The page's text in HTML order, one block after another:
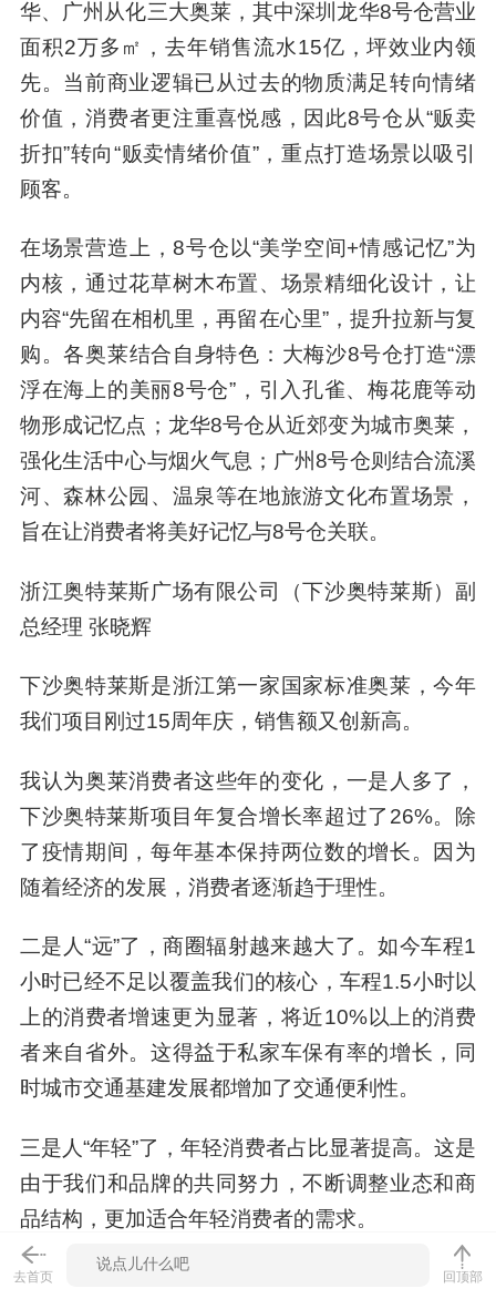
华、广州从化三大奥莱，其中深圳龙华8号仓营业
面积2万多㎡，去年销售流水15亿，坪效业内领
先。当前商业逻辑已从过去的物质满足转向情绪
价值，消费者更注重喜悦感，因此8号仓从“贩卖
折扣”转向“贩卖情绪价值”，重点打造场景以吸引
顾客。
在场景营造上，8号仓以“美学空间+情感记忆”为
内核，通过花草树木布置、场景精细化设计，让
内容“先留在相机里，再留在心里”，提升拉新与复
购。各奥莱结合自身特色：大梅沙8号仓打造“漂
浮在海上的美丽8号仓”，引入孔雀、梅花鹿等动
物形成记忆点；龙华8号仓从近郊变为城市奥莱，
强化生活中心与烟火气息；广州8号仓则结合流溪
河、森林公园、温泉等在地旅游文化布置场景，
旨在让消费者将美好记忆与8号仓关联。
浙江奥特莱斯广场有限公司（下沙奥特莱斯）副
总经理 张晓辉
下沙奥特莱斯是浙江第一家国家标准奥莱，今年
我们项目刚过15周年庆，销售额又创新高。
我认为奥莱消费者这些年的变化，一是人多了，
下沙奥特莱斯项目年复合增长率超过了26%。除
了疫情期间，每年基本保持两位数的增长。因为
随着经济的发展，消费者逐渐趋于理性。
二是人“远”了，商圈辐射越来越大了。如今车程1
小时已经不足以覆盖我们的核心，车程1.5小时以
上的消费者增速更为显著，将近10%以上的消费
者来自省外。这得益于私家车保有率的增长，同
时城市交通基建发展都增加了交通便利性。
三是人“年轻”了，年轻消费者占比显著提高。这是
由于我们和品牌的共同努力，不断调整业态和商
品结构，更加适合年轻消费者的需求。
我们一直锲而不舍的与消费者进行连接，2017年
去首页 回顶部